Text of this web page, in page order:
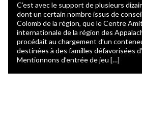
C’est avec le support de plusieurs
dont un certain nombre issus de
Colomb de la région, que le Centre
internationale de la région des
procédait au chargement d’un
destinées à des familles défavorisées
Mentionnons d’entrée de jeu […]